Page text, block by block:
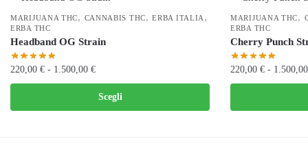
MARIJUANA THC, CANNABIS THC,ERBA ITALIA ,
ERBA THC
Headband OG Strain
220,00 € - 1.500,00 €Fascia
di
prezzo:
da
Scegli
prodotto
MARIJUANA THC,
ERBA THC
Cherry Punch
220,00 € -
prodotto